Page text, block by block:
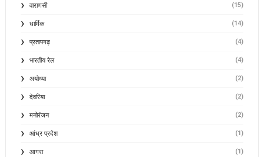
वाराणसी (15)
धार्मिक (14)
प्रतापगढ़ (4)
भारतीय रेल (4)
अयोध्या (2)
देवरिया (2)
मनोरंजन (2)
आंध्र प्रदेश (1)
आगरा (1)